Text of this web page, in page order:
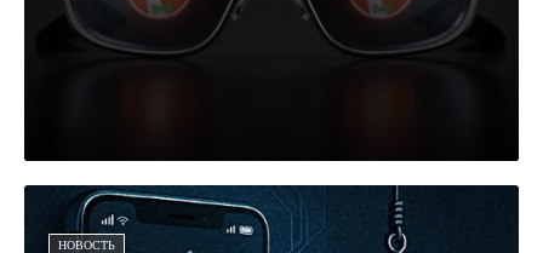
НОВОСТЬ